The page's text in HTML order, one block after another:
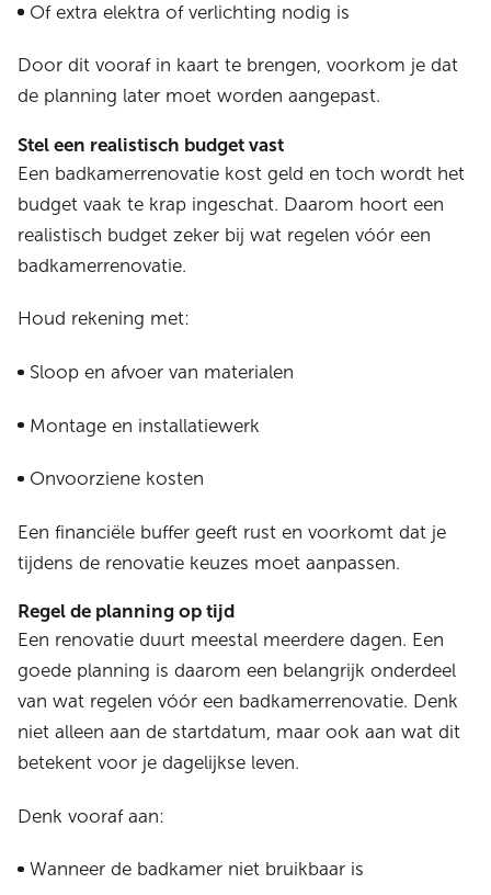
Of extra elektra of verlichting nodig is
Door dit vooraf in kaart te brengen, voorkom je dat
de planning later moet worden aangepast.
Stel een realistisch budget vast
Een badkamerrenovatie kost geld en toch wordt het
budget vaak te krap ingeschat. Daarom hoort een
realistisch budget zeker bij wat regelen vóór een
badkamerrenovatie.
Houd rekening met:
Sloop en afvoer van materialen
Montage en installatiewerk
Onvoorziene kosten
Een financiële buffer geeft rust en voorkomt dat je
tijdens de renovatie keuzes moet aanpassen.
Regel de planning op tijd
Een renovatie duurt meestal meerdere dagen. Een
goede planning is daarom een belangrijk onderdeel
van wat regelen vóór een badkamerrenovatie. Denk
niet alleen aan de startdatum, maar ook aan wat dit
betekent voor je dagelijkse leven.
Denk vooraf aan:
Wanneer de badkamer niet bruikbaar is